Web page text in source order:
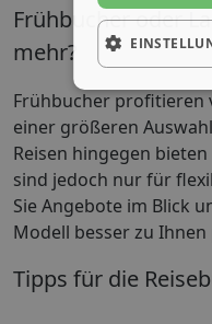
Frühbucher oder
mehr?
Frühbucher profitieren
einer größeren
Reisen hingegen
sind jedoch nur für
Sie Angebote im Blick
Modell besser zu Ihnen
Tipps für die